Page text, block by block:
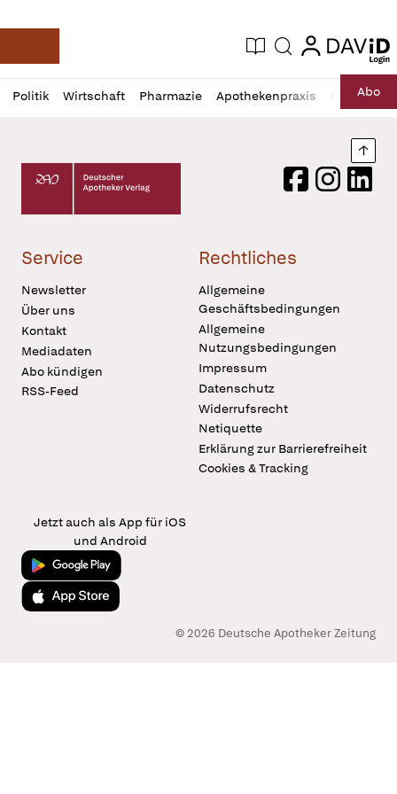
Deutsche Apotheker Zeitung
Aktuelle Ausgabe
Suche login
login
Politik Wirtschaft Pharmazie Apothekenpraxis RechtAbo
Profil
öffnen
Daz
Pur
Deutscher Apotheker Verlag Logo
FacebookInstagram
Service
Newsletter
Über uns
Kontakt
Mediadaten
Abo kündigen
RSS-Feed
Rechtliches
Allgemeine
Geschäftsbedingungen
Allgemeine
Nutzungsbedingungen
Impressum
Datenschutz
Widerrufsrecht
Netiquette
Erklärung zur Barrierefreiheit
Cookies & Tracking
Jetzt auch als App für iOS
und Android
Jetzt bei Google Play
Laden im App Store
© 2026 Deutsche Apotheker Zeitung